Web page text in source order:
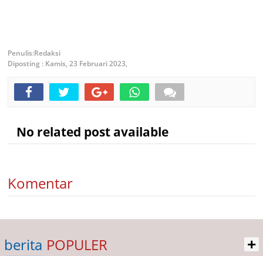
Redaksi
Diposting : Kamis, 23 Februari 2023,
No related post available
Komentar
berita POPULER +